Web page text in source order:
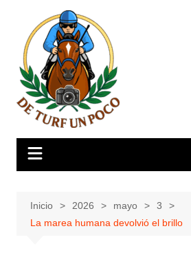
contenido
Inicio 2026 mayo
3
La marea humana devolvió el brillo